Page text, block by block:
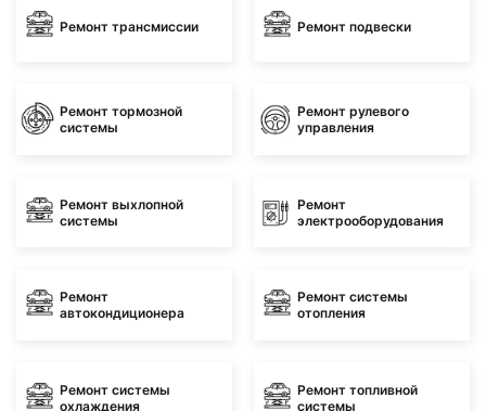
Ремонт трансмиссии Ремонт подвески
Ремонт тормозной
системы
Ремонт рулевого
управления
Ремонт выхлопной
системы
Ремонт
электрооборудования
Ремонт
автокондиционера
Ремонт системы
отопления
Ремонт системы
охлаждения
Ремонт топливной
системы